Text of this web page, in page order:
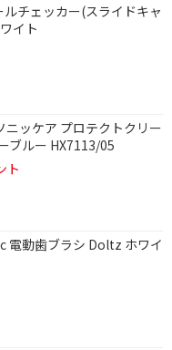
チェッカー(スライドキャ
イト
ニッケア プロテクトクリー
ブルー HX7113/05
ト
電動歯ブラシ Doltz ホワイ
充電式
電源・充電式
ールチェッカー